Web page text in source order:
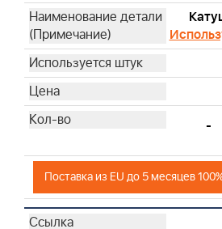
-
Поставка из EU до 5 месяцев